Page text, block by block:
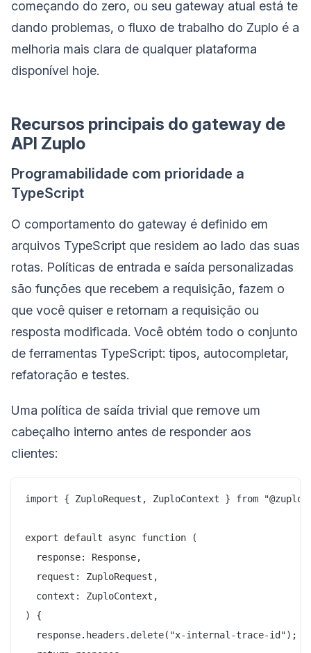
começando do zero, ou seu gateway atual está te
dando problemas, o fluxo de trabalho do Zuplo é a
melhoria mais clara de qualquer plataforma
disponível hoje.
Recursos principais do gateway de
API Zuplo
Programabilidade com prioridade a
TypeScript
O comportamento do gateway é definido em
arquivos TypeScript que residem ao lado das suas
rotas. Políticas de entrada e saída personalizadas
são funções que recebem a requisição, fazem o
que você quiser e retornam a requisição ou
resposta modificada. Você obtém todo o conjunto
de ferramentas TypeScript: tipos, autocompletar,
refatoração e testes.
Uma política de saída trivial que remove um
cabeçalho interno antes de responder aos
clientes:
import { ZuploRequest, ZuploContext } from
export default async function (
  response: Response,
  request: ZuploRequest,
  context: ZuploContext,
) {
  response.headers.delete("x-internal-trace-id");